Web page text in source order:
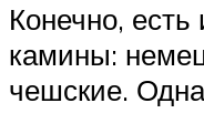
Конечно,
камины:
чешские.